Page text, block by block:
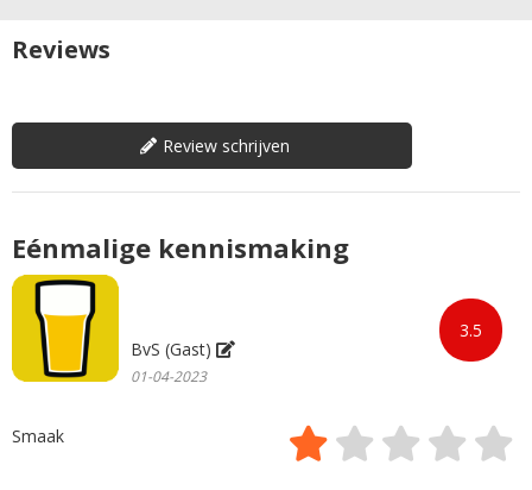
Reviews
Review schrijven
3.5
Eénmalige kennismaking
BvS (Gast)
01-04-2023
Smaak